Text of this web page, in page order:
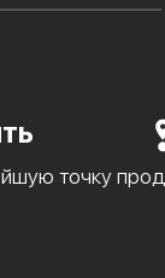
точку